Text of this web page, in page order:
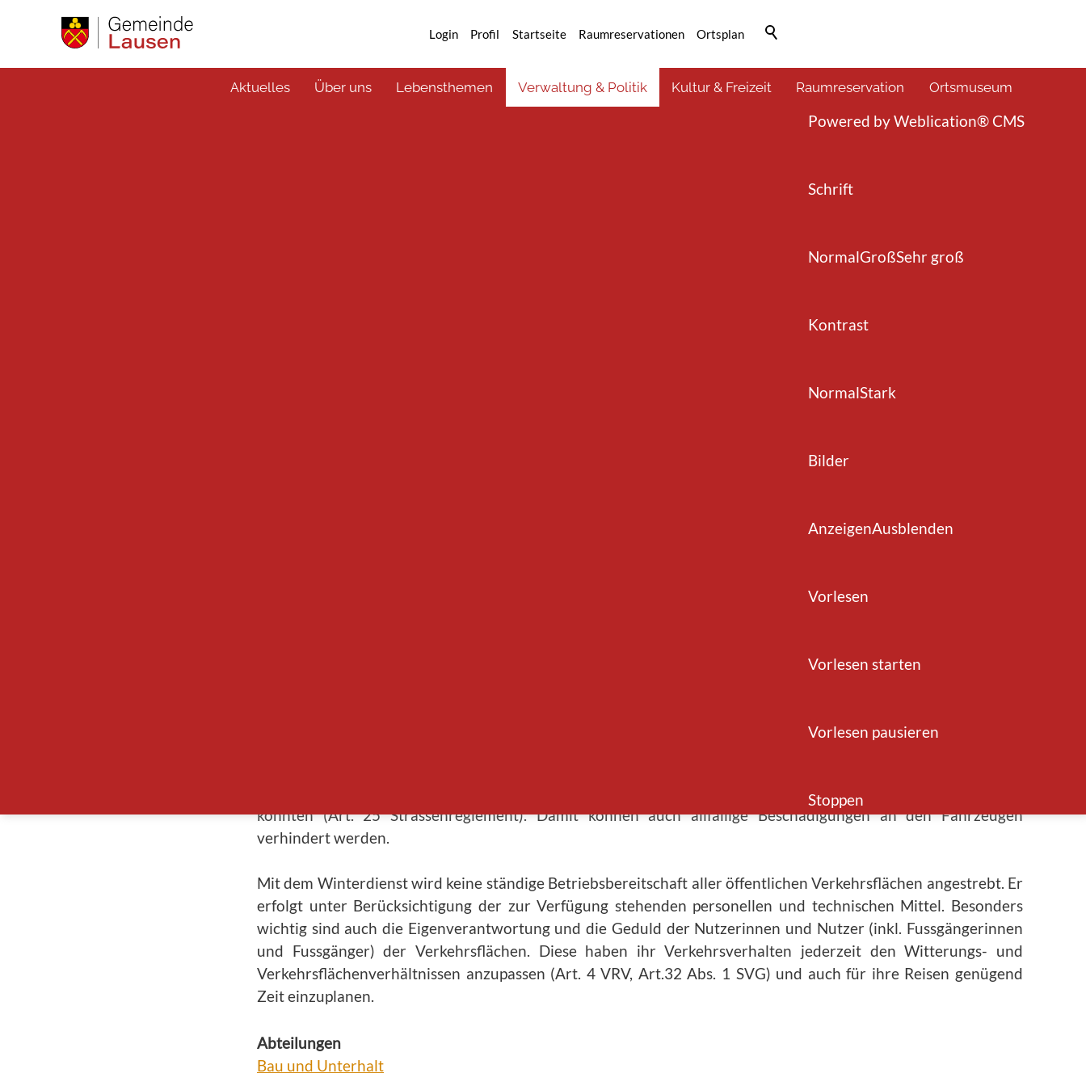
Powered by Weblication® CMS
Schrift
NormalGroßSehr groß
Kontrast
NormalStark
Bilder
AnzeigenAusblenden
Vorlesen
Vorlesen starten
Vorlesen pausieren
Stoppen
Profil Startseite Raumreservationen Ortsplan
Login
Aktuelles Über uns Lebensthemen Verwaltung & Politik Kultur & Freizeit Raumreservation Ortsmuseum
Die Gemeinde führt während des Winterdienstes auf den öffentlichen Verkehrsflächen, welche sich im Eigentum
Dritten auf den verschiedenen Strassen nach einem Kategorien- und Dringlichkeitsplan durchgeführt. Zum
Strassenabschnitten angestrebt. Der Winterdienst auf den Kantonsstrassen erfolgt durch den Kanton.
öffentlichen Strassen und Parkplätzen zu entfernen, wenn sie eine bevorstehende Schneeräumung behindern
könnten (Art. 25 Strassenreglement). Damit können auch allfällige Beschädigungen an den Fahrzeugen
verhindert werden.
Mit dem Winterdienst wird keine ständige Betriebsbereitschaft aller öffentlichen Verkehrsflächen angestrebt. Er
erfolgt unter Berücksichtigung der zur Verfügung stehenden personellen und technischen Mittel. Besonders
wichtig sind auch die Eigenverantwortung und die Geduld der Nutzerinnen und Nutzer (inkl. Fussgängerinnen
und Fussgänger) der Verkehrsflächen. Diese haben ihr Verkehrsverhalten jederzeit den Witterungs- und
Verkehrsflächenverhältnissen anzupassen (Art. 4 VRV, Art.32 Abs. 1 SVG) und auch für ihre Reisen genügend
Zeit einzuplanen.
Abteilungen
Bau und Unterhalt